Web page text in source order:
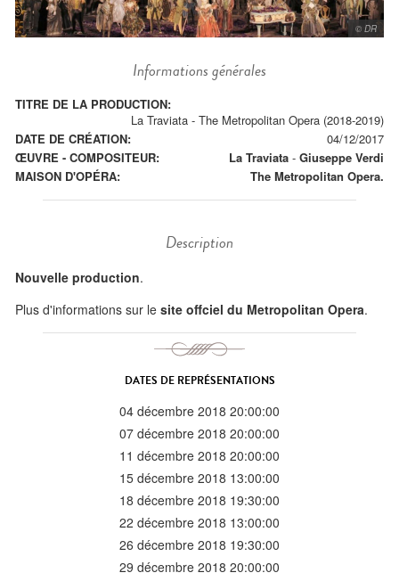
© DR
Informations générales
TITRE DE LA PRODUCTION:
La Traviata - The Metropolitan Opera (2018-2019)
DATE DE CRÉATION:
04/12/2017
ŒUVRE - COMPOSITEUR:
La Traviata - Giuseppe Verdi
MAISON D'OPÉRA:
The Metropolitan Opera.
Description
Nouvelle production.
Plus d'informations sur le site offciel du Metropolitan Opera.
DATES DE REPRÉSENTATIONS
04 décembre 2018 20:00:00
07 décembre 2018 20:00:00
11 décembre 2018 20:00:00
15 décembre 2018 13:00:00
18 décembre 2018 19:30:00
22 décembre 2018 13:00:00
26 décembre 2018 19:30:00
29 décembre 2018 20:00:00